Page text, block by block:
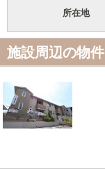
所在地
施設周辺の物件